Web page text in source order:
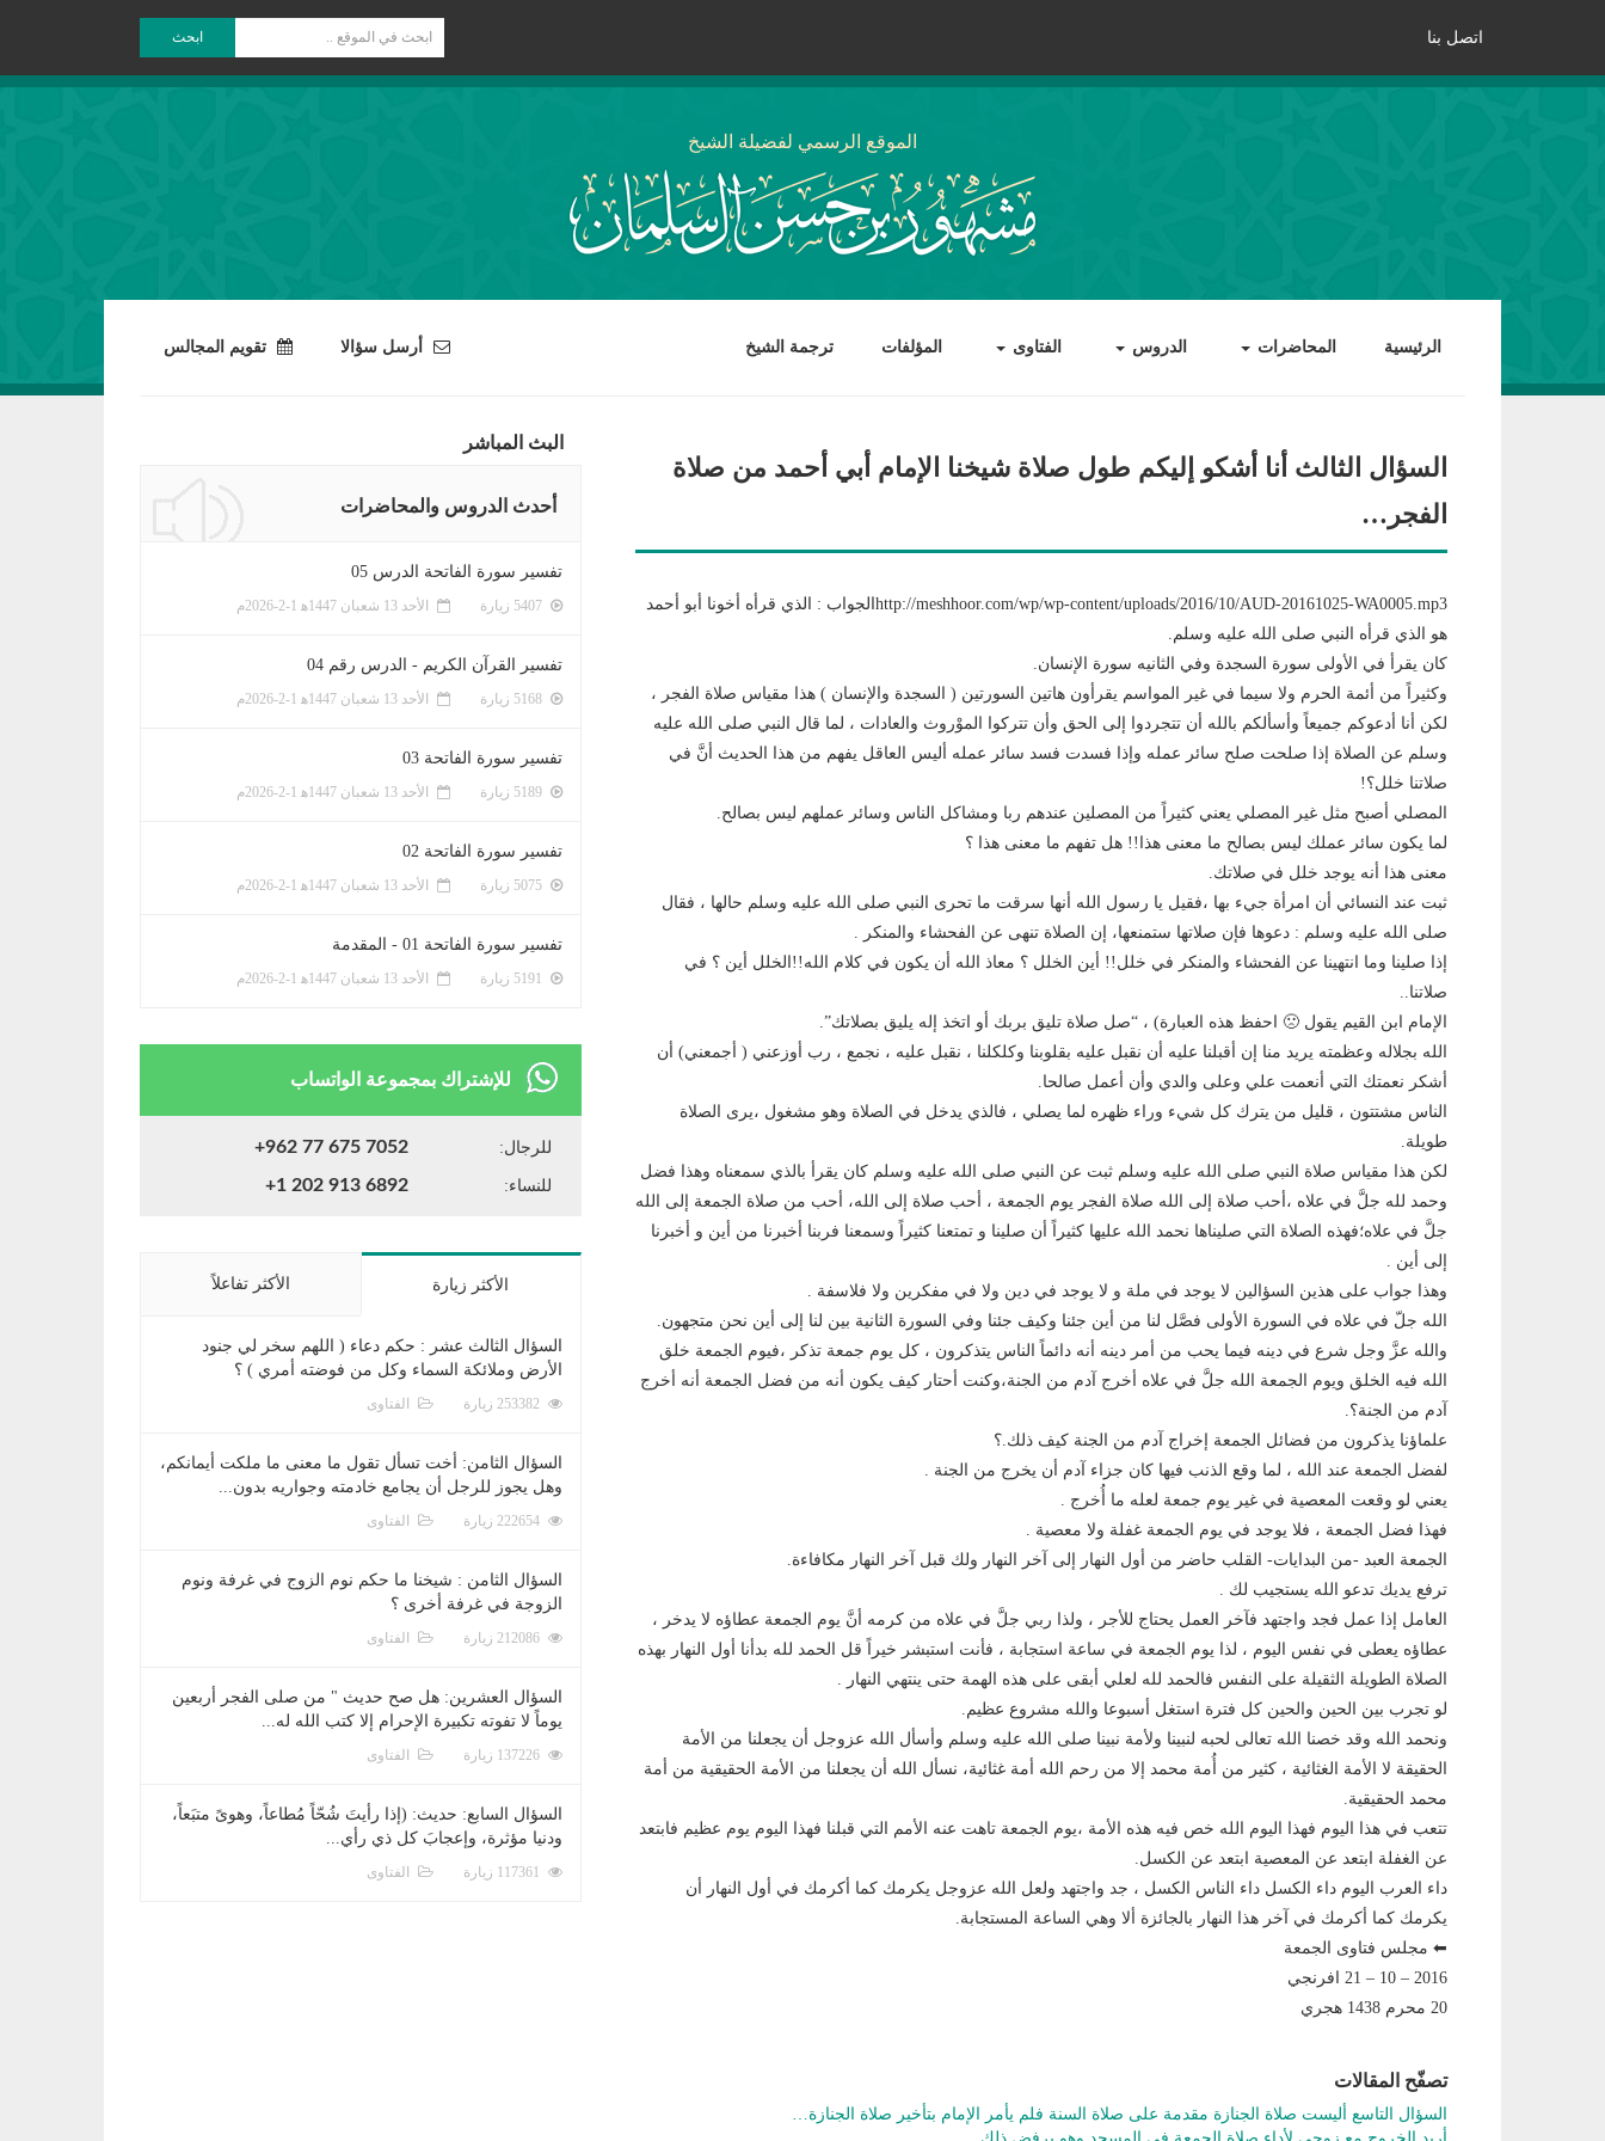
اتصل بنا ابحث
الموقع الرسمي لفضيلة الشيخ
الرئيسية المحاضرات الدروس الفتاوى المؤلفات ترجمة الشيخ أرسل سؤالا تقويم المجالس
السؤال الثالث أنا أشكو إليكم طول صلاة شيخنا الإمام أبي أحمد من صلاة
الفجر…
http://meshhoor.com/wp/wp-content/uploads/2016/10/AUD-20161025-WA0005.mp3الجواب : الذي قرأه أخونا أبو أحمد
هو الذي قرأه النبي صلى الله عليه وسلم.
كان يقرأ في الأولى سورة السجدة وفي الثانيه سورة الإنسان.
وكثيراً من أئمة الحرم ولا سيما في غير المواسم يقرأون هاتين السورتين ( السجدة والإنسان ) هذا مقياس صلاة الفجر ،
لكن أنا أدعوكم جميعاً وأسألكم بالله أن تتجردوا إلى الحق وأن تتركوا الموْروث والعادات ، لما قال النبي صلى الله عليه
وسلم عن الصلاة إذا صلحت صلح سائر عمله وإذا فسدت فسد سائر عمله أليس العاقل يفهم من هذا الحديث أنَّ في
صلاتنا خلل؟!
المصلي أصبح مثل غير المصلي يعني كثيراً من المصلين عندهم ربا ومشاكل الناس وسائر عملهم ليس بصالح.
لما يكون سائر عملك ليس بصالح ما معنى هذا!! هل تفهم ما معنى هذا ؟
معنى هذا أنه يوجد خلل في صلاتك.
ثبت عند النسائي أن امرأة جيء بها ،فقيل يا رسول الله أنها سرقت ما تحرى النبي صلى الله عليه وسلم حالها ، فقال
صلى الله عليه وسلم : دعوها فإن صلاتها ستمنعها، إن الصلاة تنهى عن الفحشاء والمنكر .
إذا صلينا وما انتهينا عن الفحشاء والمنكر في خلل!! أين الخلل ؟ معاذ الله أن يكون في كلام الله!!الخلل أين ؟ في
صلاتنا..
الإمام ابن القيم يقول 🙁 احفظ هذه العبارة) ، “صل صلاة تليق بربك أو اتخذ إله يليق بصلاتك”.
الله بجلاله وعظمته يريد منا إن أقبلنا عليه أن نقبل عليه بقلوبنا وكلكلنا ، نقبل عليه ، نجمع ، رب أوزعني ( أجمعني) أن
أشكر نعمتك التي أنعمت علي وعلى والدي وأن أعمل صالحا.
الناس مشتتون ، قليل من يترك كل شيء وراء ظهره لما يصلي ، فالذي يدخل في الصلاة وهو مشغول ،يرى الصلاة
طويلة.
لكن هذا مقياس صلاة النبي صلى الله عليه وسلم ثبت عن النبي صلى الله عليه وسلم كان يقرأ بالذي سمعناه وهذا فضل
وحمد لله جلَّ في علاه ،أحب صلاة إلى الله صلاة الفجر يوم الجمعة ، أحب صلاة إلى الله، أحب من صلاة الجمعة إلى الله
جلَّ في علاه؛فهذه الصلاة التي صليناها نحمد الله عليها كثيراً أن صلينا و تمتعنا كثيراً وسمعنا فربنا أخبرنا من أين و أخبرنا
إلى أين .
وهذا جواب على هذين السؤالين لا يوجد في ملة و لا يوجد في دين ولا في مفكرين ولا فلاسفة .
الله جلّ في علاه في السورة الأولى فصَّل لنا من أين جئنا وكيف جئنا وفي السورة الثانية بين لنا إلى أين نحن متجهون.
والله عزَّ وجل شرع في دينه فيما يحب من أمر دينه أنه دائماً الناس يتذكرون ، كل يوم جمعة تذكر ،فيوم الجمعة خلق
الله فيه الخلق ويوم الجمعة الله جلَّ في علاه أخرج آدم من الجنة،وكنت أحتار كيف يكون أنه من فضل الجمعة أنه أخرج
آدم من الجنة؟.
علماؤنا يذكرون من فضائل الجمعة إخراج آدم من الجنة كيف ذلك.؟
لفضل الجمعة عند الله ، لما وقع الذنب فيها كان جزاء آدم أن يخرج من الجنة .
يعني لو وقعت المعصية في غير يوم جمعة لعله ما أُخرج .
فهذا فضل الجمعة ، فلا يوجد في يوم الجمعة غفلة ولا معصية .
الجمعة العبد -من البدايات- القلب حاضر من أول النهار إلى آخر النهار ولك قبل آخر النهار مكافاءة.
ترفع يديك تدعو الله يستجيب لك .
العامل إذا عمل فجد واجتهد فآخر العمل يحتاج للأجر ، ولذا ربي جلَّ في علاه من كرمه أنَّ يوم الجمعة عطاؤه لا يدخر ،
عطاؤه يعطى في نفس اليوم ، لذا يوم الجمعة في ساعة استجابة ، فأنت استبشر خيراً قل الحمد لله بدأنا أول النهار بهذه
الصلاة الطويلة الثقيلة على النفس فالحمد لله لعلي أبقى على هذه الهمة حتى ينتهي النهار .
لو تجرب بين الحين والحين كل فترة استغل أسبوعا والله مشروع عظيم.
ونحمد الله وقد خصنا الله تعالى لحبه لنبينا ولأمة نبينا صلى الله عليه وسلم وأسأل الله عزوجل أن يجعلنا من الأمة
الحقيقة لا الأمة الغثائية ، كثير من أُمة محمد إلا من رحم الله أمة غثائية، نسأل الله أن يجعلنا من الأمة الحقيقية من أمة
محمد الحقيقية.
تتعب في هذا اليوم فهذا اليوم الله خص فيه هذه الأمة ،يوم الجمعة تاهت عنه الأمم التي قبلنا فهذا اليوم يوم عظيم فابتعد
عن الغفلة ابتعد عن المعصية ابتعد عن الكسل.
داء العرب اليوم داء الكسل داء الناس الكسل ، جد واجتهد ولعل الله عزوجل يكرمك كما أكرمك في أول النهار أن
يكرمك كما أكرمك في آخر هذا النهار بالجائزة ألا وهي الساعة المستجابة.
⬅ مجلس فتاوى الجمعة
2016 – 10 – 21 افرنجي
20 محرم 1438 هجري
تصفّح المقالات
السؤال التاسع أليست صلاة الجنازة مقدمة على صلاة السنة فلم يأمر الإمام بتأخير صلاة الجنازة…
البث المباشر
أحدث الدروس والمحاضرات
تفسير سورة الفاتحة الدرس 05
الأحد 13 شعبان 1447ﻫ 1-2-2026م
تفسير القرآن الكريم - الدرس رقم 04
الأحد 13 شعبان 1447ﻫ 1-2-2026م
تفسير سورة الفاتحة 03
الأحد 13 شعبان 1447ﻫ 1-2-2026م
تفسير سورة الفاتحة 02
الأحد 13 شعبان 1447ﻫ 1-2-2026م
تفسير سورة الفاتحة 01 - المقدمة
الأحد 13 شعبان 1447ﻫ 1-2-2026م
للإشتراك بمجموعة الواتساب
للرجال: +962 77 675 7052
للنساء: +1 202 913 6892
الأكثر زيارة الأكثر تفاعلاً
السؤال الثالث عشر : حكم دعاء ( اللهم سخر لي جنود
الأرض وملائكة السماء وكل من فوضته أمري ) ؟
الفتاوى
السؤال الثامن: أخت تسأل تقول ما معنى ما ملكت أيمانكم،
وهل يجوز للرجل أن يجامع خادمته وجواريه بدون...
الفتاوى
السؤال الثامن : شيخنا ما حكم نوم الزوج في غرفة ونوم
الزوجة في غرفة أخرى ؟
الفتاوى
السؤال العشرين: هل صح حديث " من صلى الفجر أربعين
يوماً لا تفوته تكبيرة الإحرام إلا كتب الله له...
الفتاوى
السؤال السابع: حديث: (إذا رأيتَ شُحّاً مُطاعاً، وهوىً متبَعاً،
ودنيا مؤثرة، وإعجابَ كل ذي رأي...
الفتاوى